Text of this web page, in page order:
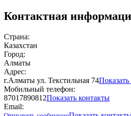
Контактная
Страна:
Казахстан
Город:
Алматы
Адрес:
г.Алматы ул. Текстильная 74
Мобильный телефон:
87017890812Показать контакты
Email: